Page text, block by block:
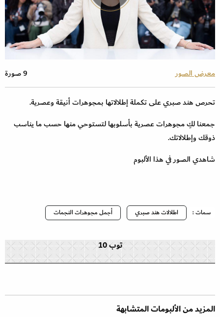
معرض الصور 9 صورة
تحرص هند صبري على تكملة إطلالاتها بمجوهرات أنيقة وعصرية.
جمعنا لكِ مجوهرات عصرية بأسلوبها لتستوحي منها حسب ما يناسب
ذوقك وإطلالاتك.
شاهدي الصور في هذا الألبوم
سمات : اطلالات هند صبري أجمل مجوهرات النجمات
توب 10
المزيد من الألبومات المتشابهة